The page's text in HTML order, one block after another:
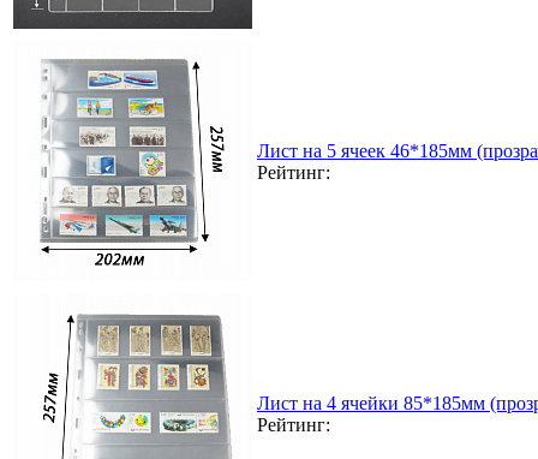
Лист на 5 ячеек 46*185мм
Рейтинг:
Лист на 4 ячейки 85*185мм
Рейтинг: